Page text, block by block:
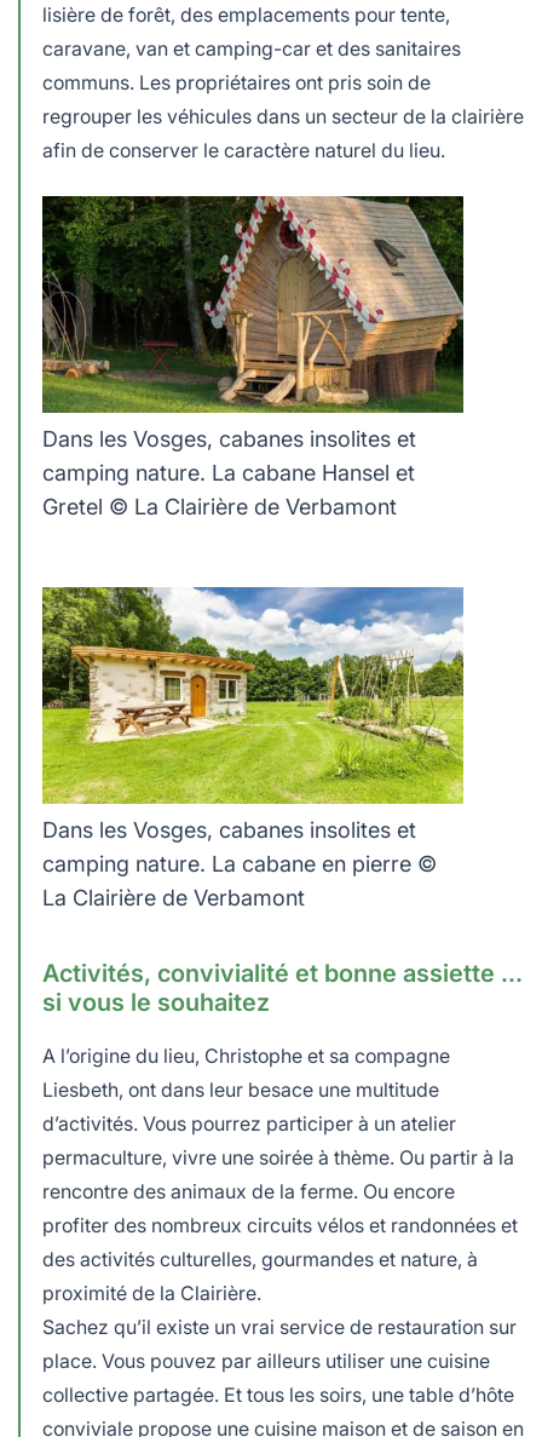
lisière de forêt, des emplacements pour tente,
caravane, van et camping-car et des sanitaires
communs. Les propriétaires ont pris soin de
regrouper les véhicules dans un secteur de la clairière
afin de conserver le caractère naturel du lieu.
Dans les Vosges, cabanes insolites et
camping nature. La cabane Hansel et
Gretel © La Clairière de Verbamont
Dans les Vosges, cabanes insolites et
camping nature. La cabane en pierre ©
La Clairière de Verbamont
Activités, convivialité et bonne assiette …
si vous le souhaitez
A l’origine du lieu, Christophe et sa compagne
Liesbeth, ont dans leur besace une multitude
d’activités. Vous pourrez participer à un atelier
permaculture, vivre une soirée à thème. Ou partir à la
rencontre des animaux de la ferme. Ou encore
profiter des nombreux circuits vélos et randonnées et
des activités culturelles, gourmandes et nature, à
proximité de la Clairière.
Sachez qu’il existe un vrai service de restauration sur
place. Vous pouvez par ailleurs utiliser une cuisine
collective partagée. Et tous les soirs, une table d’hôte
conviviale propose une cuisine maison et de saison en